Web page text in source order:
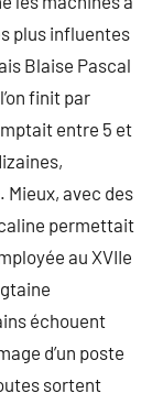
plus influentes
Blaise Pascal
finit par
entre 5 et
avec des
permettait
au XVIIe
échouent
d’un poste
sortent